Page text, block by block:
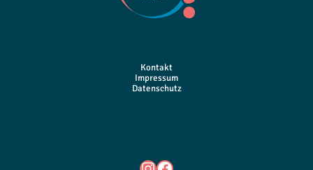
Kontakt
Impressum
Datenschutz